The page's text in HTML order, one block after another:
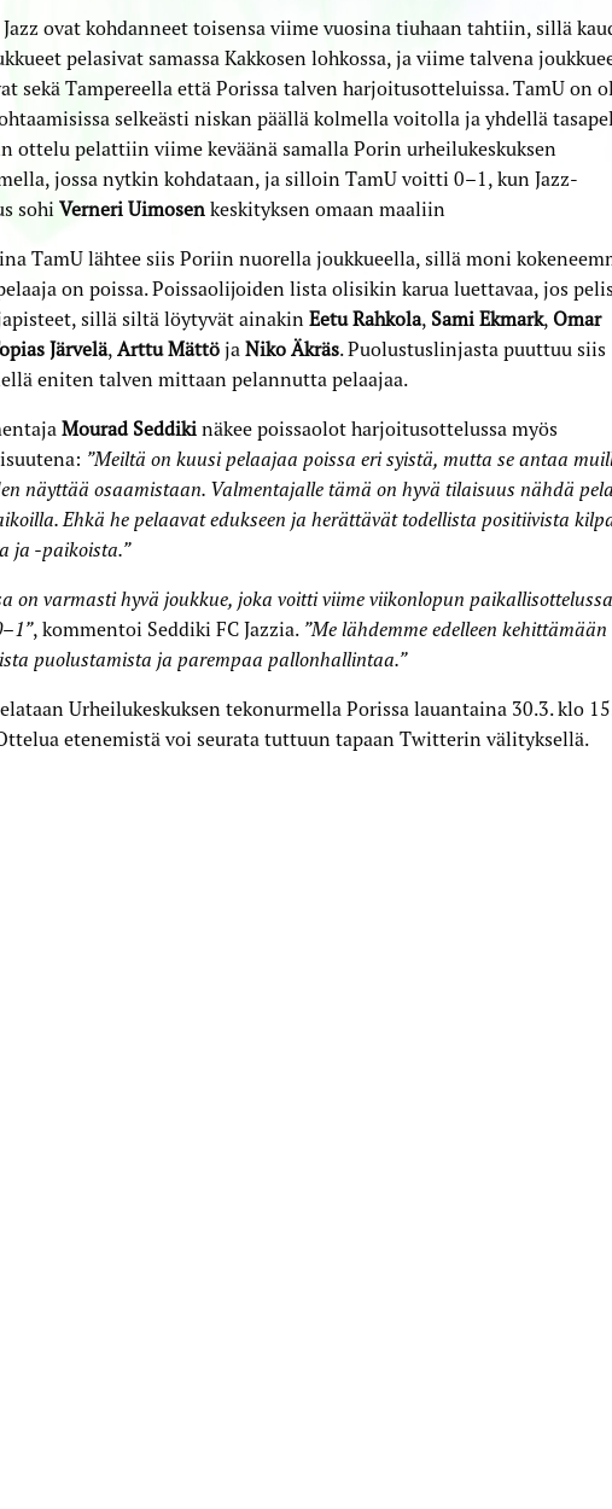
ovat kohdanneet toisensa viime vuosina tiuhaan tahtiin, sillä
pelasivat samassa Kakkosen lohkossa, ja viime talvena
sekä Tampereella että Porissa talven harjoitusotteluissa. TamU on
selkeästi niskan päällä kolmella voitolla ja yhdellä
ottelu pelattiin viime keväänä samalla Porin urheilukeskuksen
jossa nytkin kohdataan, ja silloin TamU voitti 0–1, kun Jazz-
sohi Verneri Uimosenkeskityksen omaan maaliin
TamU lähtee siis Poriin nuorella joukkueella, sillä moni
on poissa. Poissaolijoiden lista olisikin karua luettavaa, jos
sillä siltä löytyvät ainakin Eetu Rahkola, Sami Ekmark, Omar
Järvelä, Arttu Mättöja Niko Äkräs. Puolustuslinjasta puuttuu siis
eniten talven mittaan pelannutta pelaajaa.
Mourad Seddikinäkee poissaolot harjoitusottelussa myös
”Meiltä on kuusi pelaajaa poissa eri syistä, mutta se antaa
näyttää osaamistaan. Valmentajalle tämä on hyvä tilaisuus nähdä
Ehkä he pelaavat edukseen ja herättävät todellista positiivista
ja -paikoista.”
on varmasti hyvä joukkue, joka voitti viime viikonlopun paikallisottelussa
, kommentoi Seddiki FC Jazzia. ”Me lähdemme edelleen kehittämään
puolustamista ja parempaa pallonhallintaa.”
Urheilukeskuksen tekonurmella Porissa lauantaina 30.3. klo
etenemistä voi seurata tuttuun tapaan Twitterin välityksellä.